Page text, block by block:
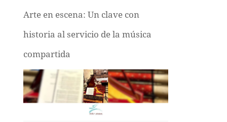
Arte en escena: Un clave con
historia al servicio de la música
compartida